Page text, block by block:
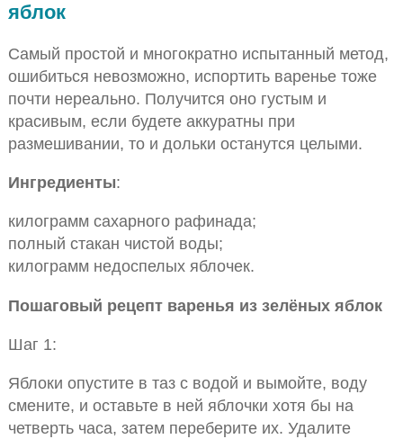
яблок
Самый простой и многократно испытанный метод,
ошибиться невозможно, испортить варенье тоже
почти нереально. Получится оно густым и
красивым, если будете аккуратны при
размешивании, то и дольки останутся целыми.
Ингредиенты:
килограмм сахарного рафинада;
полный стакан чистой воды;
килограмм недоспелых яблочек.
Пошаговый рецепт варенья из зелёных яблок
Шаг 1:
Яблоки опустите в таз с водой и вымойте, воду
смените, и оставьте в ней яблочки хотя бы на
четверть часа, затем переберите их. Удалите